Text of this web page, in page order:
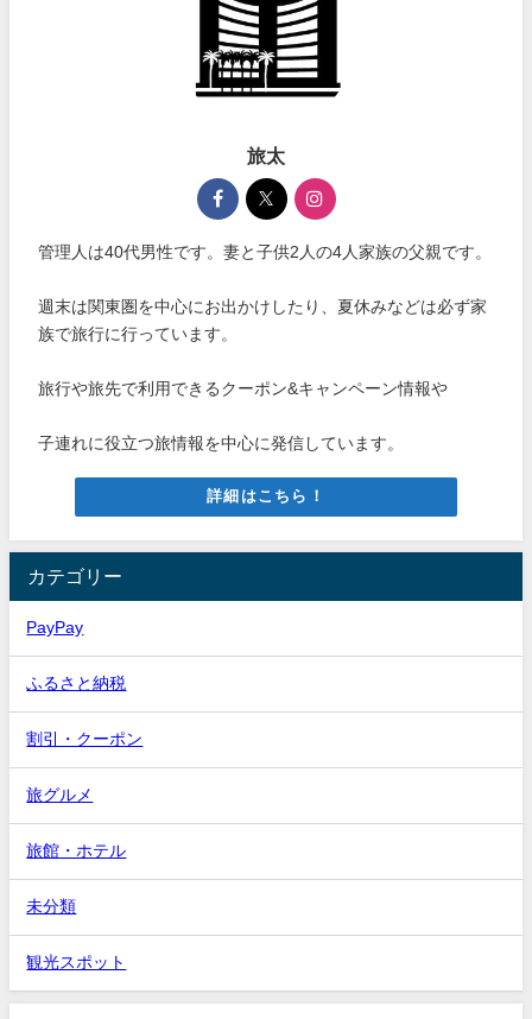
旅太
管理人は40代男性です。妻と子供2人の4人家族の父親です。
週末は関東圏を中心にお出かけしたり、夏休みなどは必ず家
族で旅行に行っています。
旅行や旅先で利用できるクーポン&キャンペーン情報や
子連れに役立つ旅情報を中心に発信しています。
詳細はこちら！
カテゴリー
PayPay
ふるさと納税
割引・クーポン
旅グルメ
旅館・ホテル
未分類
観光スポット